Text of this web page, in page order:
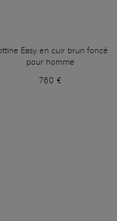
Easy en cuir brun foncé
pour homme
760 €